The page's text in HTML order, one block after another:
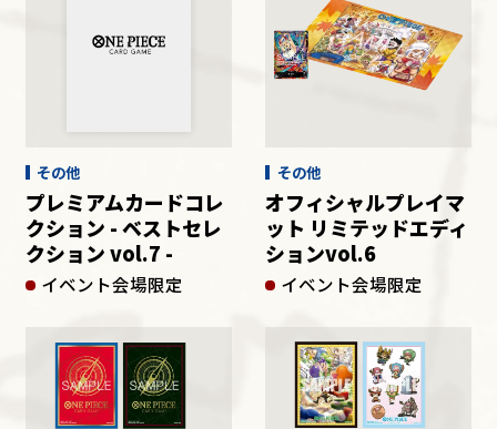
その他
イベント会場限定
プレミアムカードコレ
クション - ベストセレ
クション vol.7 -
その他
イベント会場限定
オフィシャルプレイマ
ット リミテッドエディ
ションvol.6